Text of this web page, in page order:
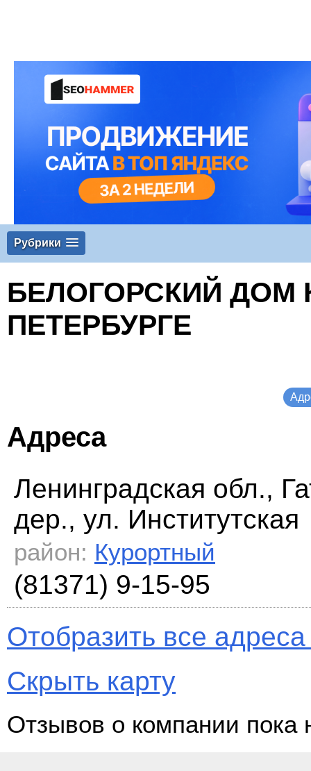
Рубрики
БЕЛОГОРСКИЙ ДОМ
ПЕТЕРБУРГЕ
Адреса
Ленинградская обл.,
дер., ул. Институтская
район: Курортный
(81371) 9-15-95
Отобразить все
Скрыть карту
Отзывов о компании пока